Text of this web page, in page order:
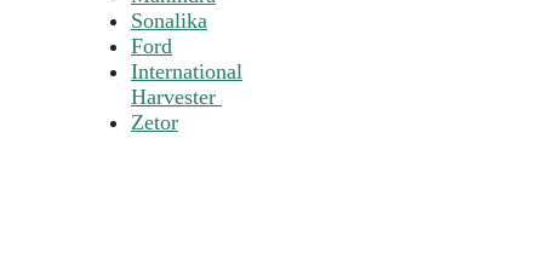
Sonalika
Ford
International
Harvester
Zetor